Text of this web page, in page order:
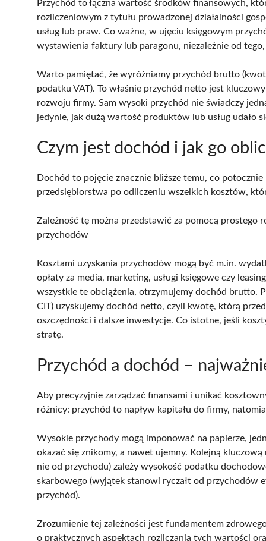
Przychód to łączna wartość środków finansowych,
rozliczeniowym z tytułu prowadzonej działalności
usług lub praw. Co ważne, w ujęciu księgowym
wystawienia faktury lub paragonu, niezależnie od
Warto pamiętać, że wyróżniamy przychód brutto
podatku VAT). To właśnie przychód netto jest
rozwoju firmy. Sam wysoki przychód nie świadczy
jedynie, jak dużą wartość produktów lub usług udało
Czym jest dochód i jak go
Dochód to pojęcie znacznie bliższe temu, co
przedsiębiorstwa po odliczeniu wszelkich kosztów,
Zależność tę można przedstawić za pomocą prostego
przychodów
Kosztami uzyskania przychodów mogą być m.in.
opłaty za media, marketing, usługi księgowe czy
wszystkie te obciążenia, otrzymujemy dochód brutto.
CIT) uzyskujemy dochód netto, czyli kwotę, którą
oszczędności i dalsze inwestycje. Co istotne, jeśli
stratę.
Przychód a dochód –
Aby precyzyjnie zarządzać finansami i unikać
różnicy: przychód to napływ kapitału do firmy,
Wysokie przychody mogą imponować na papierze,
okazać się znikomy, a nawet ujemny. Kolejną
nie od przychodu) zależy wysokość podatku
skarbowego (wyjątek stanowi ryczałt od przychodów
przychód).
Zrozumienie tej zależności jest fundamentem
o praktycznych aspektach rozliczania tych wartości